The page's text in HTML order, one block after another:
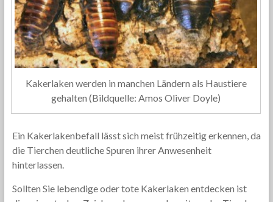
Kakerlaken werden in manchen Ländern als Haustiere
gehalten (Bildquelle: Amos Oliver Doyle)
Ein Kakerlakenbefall lässt sich meist frühzeitig erkennen, da
die Tierchen deutliche Spuren ihrer Anwesenheit
hinterlassen.
Sollten Sie lebendige oder tote Kakerlaken entdecken ist